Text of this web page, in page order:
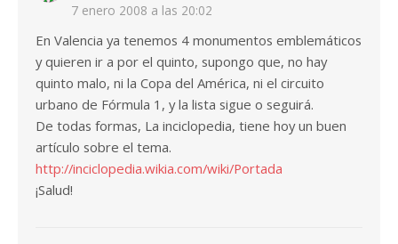
7 enero 2008 a las 20:02
En Valencia ya tenemos 4 monumentos emblemáticos
y quieren ir a por el quinto, supongo que, no hay
quinto malo, ni la Copa del América, ni el circuito
urbano de Fórmula 1, y la lista sigue o seguirá.
De todas formas, La inciclopedia, tiene hoy un buen
artículo sobre el tema.
http://inciclopedia.wikia.com/wiki/Portada
¡Salud!